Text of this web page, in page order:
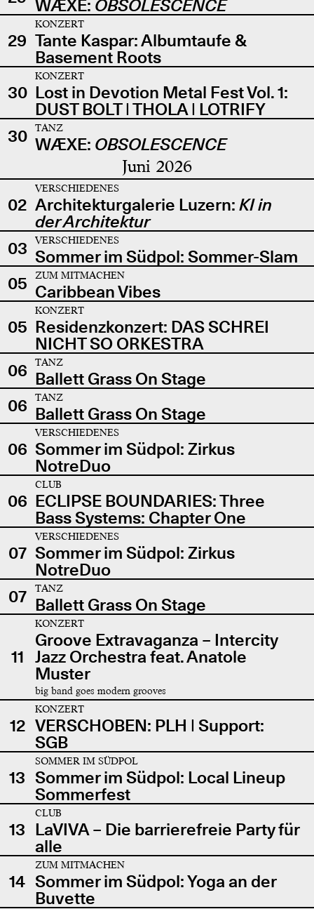
WÆXE: OBSOLESCENCE
29
KONZERT
Tante Kaspar: Albumtaufe &
Basement Roots
30
KONZERT
Lost in Devotion Metal Fest Vol. 1:
DUST BOLT | THOLA | LOTRIFY
30
TANZ
WÆXE: OBSOLESCENCE
Juni 2026
02
VERSCHIEDENES
Architekturgalerie Luzern: KI in
der Architektur
03
VERSCHIEDENES
Sommer im Südpol: Sommer-Slam
05
ZUM MITMACHEN
Caribbean Vibes
05
KONZERT
Residenzkonzert: DAS SCHREI
NICHT SO ORKESTRA
06
TANZ
Ballett Grass On Stage
06
TANZ
Ballett Grass On Stage
06
VERSCHIEDENES
Sommer im Südpol: Zirkus
NotreDuo
06
CLUB
ECLIPSE BOUNDARIES: Three
Bass Systems: Chapter One
07
VERSCHIEDENES
Sommer im Südpol: Zirkus
NotreDuo
07
TANZ
Ballett Grass On Stage
11
KONZERT
Groove Extravaganza – Intercity
Jazz Orchestra feat. Anatole
Muster
big band goes modern grooves
12
KONZERT
VERSCHOBEN: PLH | Support:
SGB
13
SOMMER IM SÜDPOL
Sommer im Südpol: Local Lineup
Sommerfest
13
CLUB
LaVIVA – Die barrierefreie Party für
alle
14
ZUM MITMACHEN
Sommer im Südpol: Yoga an der
Buvette